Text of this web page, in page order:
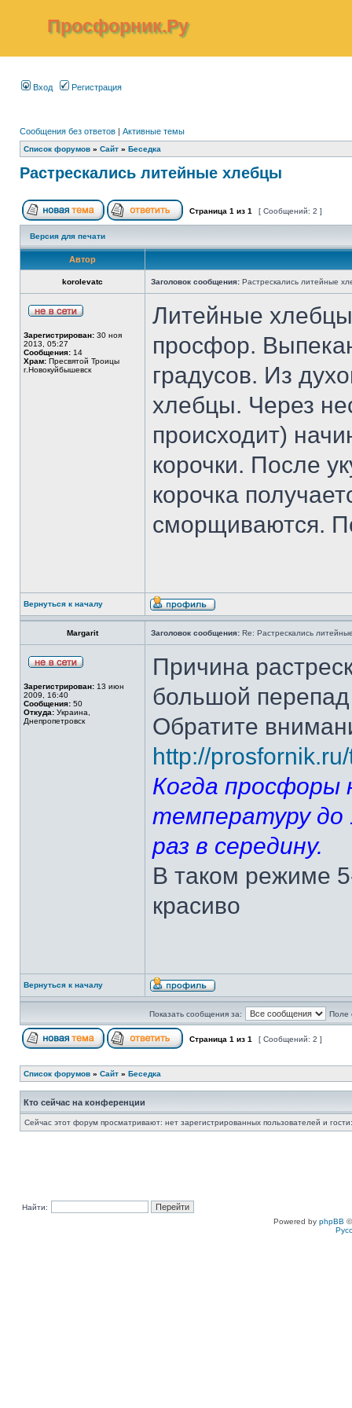
Просфорник.Ру
Вход Регистрация
Сообщения без ответов | Активные темы
Список форумов » Сайт » Беседка
Растрескались литейные хлебцы
Страница 1 из 1 [ Сообщений: 2 ]
Версия для печати
Автор
korolevatc Заголовок сообщения: Растрескались литейные
Зарегистрирован: 30 ноя
2013, 05:27
Сообщения: 14
Храм: Пресвятой Троицы
г.Новокуйбышевск
Литейные
просфор.
градусов. Из
хлебцы. Через
происходит)
корочки. После
корочка
сморщиваются.
Вернуться к началу
Margarit Заголовок сообщения: Re: Растрескались
Зарегистрирован: 13 июн
2009, 16:40
Сообщения: 50
Откуда: Украина,
Днепропетровск
Причина
большой
Обратите
http://
Когда просфоры
температуру до
раз в середину.
В таком режиме
красиво
Вернуться к началу
Показать сообщения за: Поле
Страница 1 из 1 [ Сообщений: 2 ]
Список форумов » Сайт » Беседка
Кто сейчас на конференции
Сейчас этот форум просматривают: нет зарегистрированных пользователей и
Найти:
Powered by phpBB